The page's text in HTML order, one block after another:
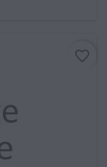
favorite_border